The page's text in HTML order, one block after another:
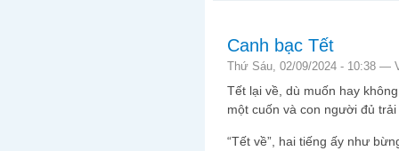
Canh bạc Tết
Thứ Sáu, 02/09/2024 - 10:38 —
Tết lại về, dù muốn hay
một cuốn và con người đủ
“Tết về”, hai tiếng ấy như